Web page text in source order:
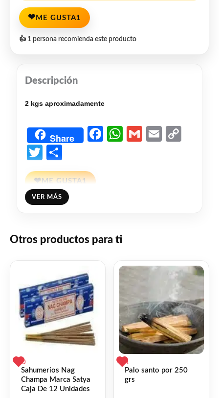
❤ ME GUSTA1
👍 1 persona recomienda este producto
Descripción
2 kgs aproximadamente
Share Facebook
WhatsApp
GmailEmail
Twitter
❤ME GUSTA1
👍 1 persona recomienda este producto
VER MÁS
Otros productos para ti
0
Sahumerios Nag
Champa Marca Satya
Caja De 12 Unidades
1
Palo santo por 250
grs